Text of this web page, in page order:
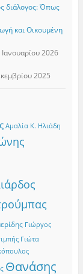
διάλογος: Όπως
και Οικουμένη
Ιανουαρίου 2026
2025
Αμαλία Κ. Ηλιάδη
Γιώργος
Γιώτα
Θανάσης